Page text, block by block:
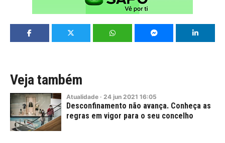
Veja também
Atualidade · 24 jun 2021 16:05
Desconfinamento não avança. Conheça as
regras em vigor para o seu concelho